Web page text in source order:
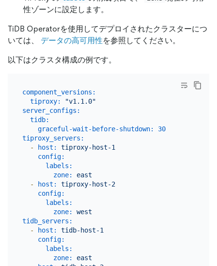
性ゾーンに設定します。
TiDB Operatorを使用してデプロイされたクラスターにつ
いては、 データの高可用性を参照してください。
以下はクラスタ構成の例です。
component_versions:
tiproxy:
"v1.1.0"
server_configs:
tidb:
graceful-wait-before-shutdown:
30
tiproxy_servers:
-
host:
tiproxy-host-1
config:
labels:
zone:
east
-
host:
tiproxy-host-2
config:
labels:
zone:
west
tidb_servers:
-
host:
tidb-host-1
config:
labels:
zone:
east